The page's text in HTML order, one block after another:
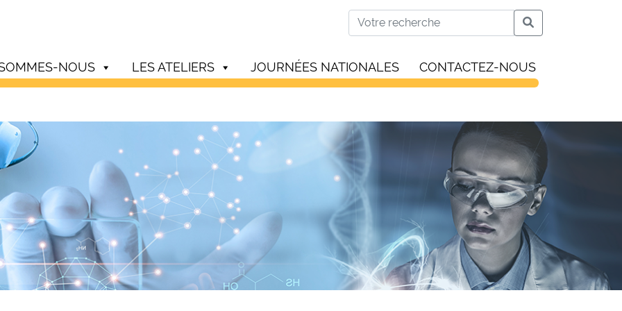
NOUS LES ATELIERS JOURNÉES NATIONALES CONTACTEZ-NOUS